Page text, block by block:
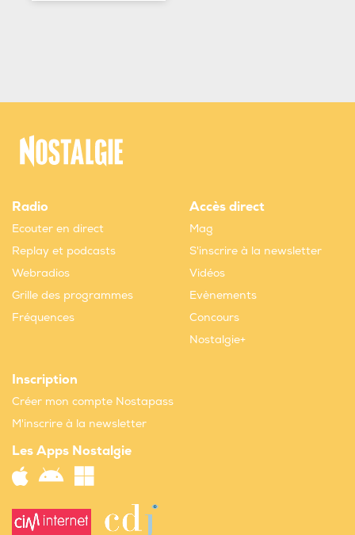
Radio
Ecouter en direct
Replay et podcasts
Webradios
Grille des programmes
Fréquences
Accès direct
Mag
S'inscrire à la newsletter
Vidéos
Evènements
Concours
Nostalgie+
Inscription
Créer mon compte Nostapass
M'inscrire à la newsletter
Les Apps Nostalgie